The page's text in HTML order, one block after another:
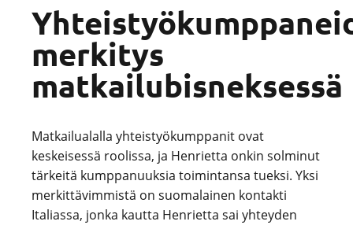
merkitys
matkailubisneksessä
Matkailualalla yhteistyökumppanit ovat
keskeisessä roolissa, ja Henrietta onkin solminut
tärkeitä kumppanuuksia toimintansa tueksi. Yksi
merkittävimmistä on suomalainen kontakti
Italiassa, jonka kautta Henrietta sai yhteyden